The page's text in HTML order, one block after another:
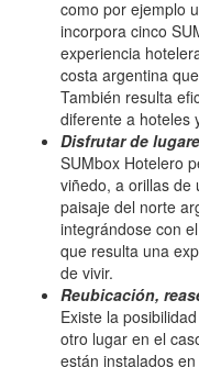
como por ejemplo
incorpora cinco
experiencia
costa argentina
También resulta
diferente a hoteles
Disfrutar de
SUMbox Hotelero
viñedo, a orillas de
paisaje del norte
integrándose con
que resulta una
de vivir.
Reubicación,
Existe la
otro lugar en el
están instalados